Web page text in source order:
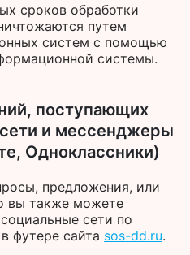
сроков обработки
путем
систем с помощью
системы.
поступающих
и мессенджеры
Одноклассники)
предложения, или
вы также можете
сети по
футере сайта sos-dd.ru.